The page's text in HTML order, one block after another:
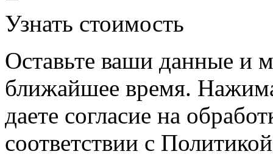
Узнать стоимость
Оставьте ваши данные и
ближайшее время.
даете согласие на
соответствии с